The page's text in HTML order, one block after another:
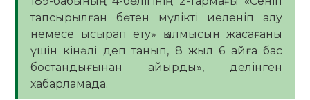
тапсырылған бөтен мүлікті иеленіп алу
немесе ысырап ету» қылмысын жасағаны
үшін кінәлі деп танып, 8 жыл 6 айға бас
бостандығынан айырды», делінген
хабарламада.